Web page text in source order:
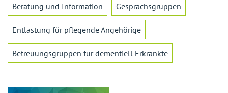
Beratung und Information Gesprächsgruppen
Entlastung für pflegende Angehörige
Betreuungsgruppen für dementiell Erkrankte